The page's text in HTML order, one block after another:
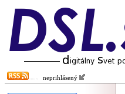
neprihlásený